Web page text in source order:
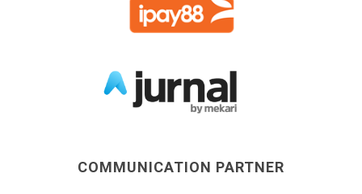
COMMUNICATION PARTNER